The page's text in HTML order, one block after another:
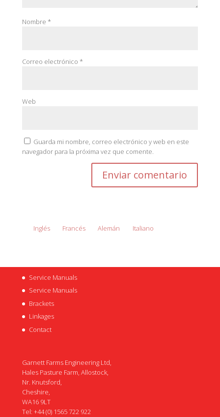
Nombre *
Correo electrónico *
Web
Guarda mi nombre, correo electrónico y web en este
navegador para la próxima vez que comente.
Inglés Francés Alemán Italiano
Service Manuals
Service Manuals
Brackets
Linkages
Contact
Garnett Farms Engineering Ltd,
Hales Pasture Farm, Allostock,
Nr. Knutsford,
Cheshire,
WA16 9LT
Tel: +44 (0) 1565 722 922